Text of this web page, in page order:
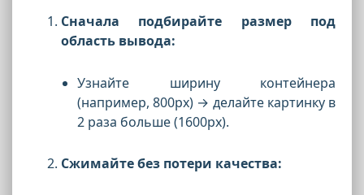
Сначала подбирайте размер под
область вывода:
Узнайте ширину контейнера
(например, 800px) → делайте картинку в
2 раза больше (1600px).
Сжимайте без потери качества: